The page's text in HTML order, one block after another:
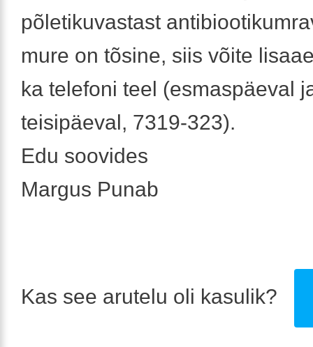
põletikuvastast
mure on tõsine, siis võite
ka telefoni teel (esmaspäeval
teisipäeval, 7319-323).
Edu soovides
Margus Punab
Kas see arutelu oli kasulik?